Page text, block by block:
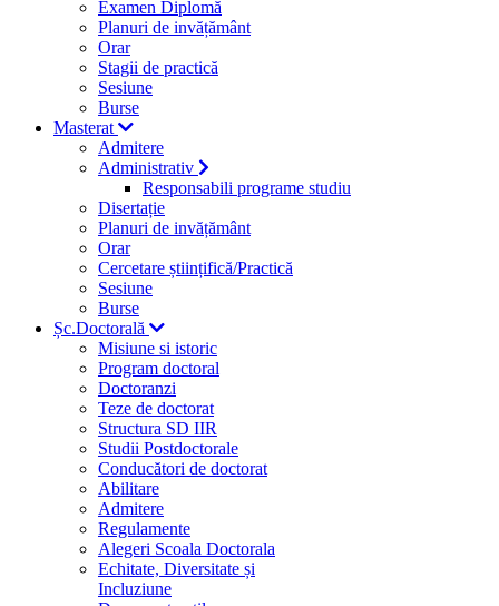
Examen Diplomă
Planuri de invățământ
Orar
Stagii de practică
Sesiune
Burse
Masterat
Admitere
Administrativ
Responsabili programe studiu
Disertație
Planuri de invățământ
Orar
Cercetare științifică/Practică
Sesiune
Burse
Șc.Doctorală
Misiune si istoric
Program doctoral
Doctoranzi
Teze de doctorat
Structura SD IIR
Studii Postdoctorale
Conducători de doctorat
Abilitare
Admitere
Regulamente
Alegeri Scoala Doctorala
Echitate, Diversitate și
Incluziune